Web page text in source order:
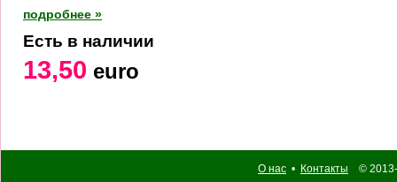
подробнее »
Есть в наличии
13,50 euro
О нас • Контакты © 2013-